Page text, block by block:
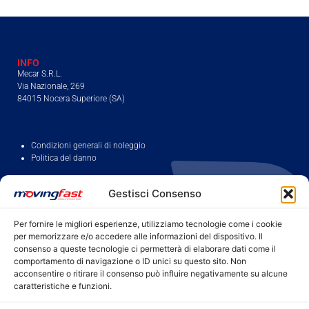
Gestisci Consenso
Per fornire le migliori esperienze, utilizziamo tecnologie come i cookie
per memorizzare e/o accedere alle informazioni del dispositivo. Il
consenso a queste tecnologie ci permetterà di elaborare dati come il
comportamento di navigazione o ID unici su questo sito. Non
acconsentire o ritirare il consenso può influire negativamente su alcune
caratteristiche e funzioni.
INFO
Mecar S.R.L.
Via Nazionale, 269
84015 Nocera Superiore (SA)
Condizioni generali di noleggio
Politica del danno
Noleggio furgoni SalernoNoleggio furgoni Nocera Superiore
Noleggio furgoni Cosenza/RendeNoleggio furgoni Locri
Noleggio furgoni VillapianaNoleggio furgoni Napoli
Noleggio furgoni Caserta
Noleggio furgoni Benevento
Noleggio furgoni Avellino